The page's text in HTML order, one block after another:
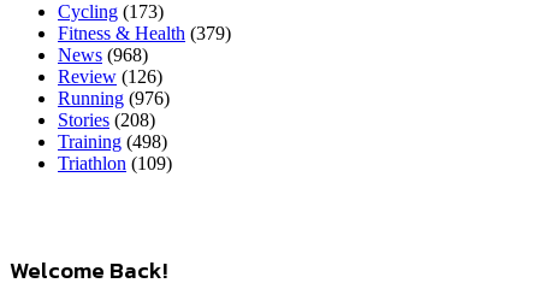
Cycling (173)
Fitness & Health (379)
News (968)
Review (126)
Running (976)
Stories (208)
Training (498)
Triathlon (109)
Welcome Back!